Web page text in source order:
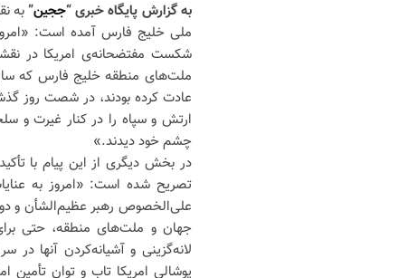
به گزارش پایگاه خبری “ججین”به
ملی خلیج فارس آمده است: «امروز
شکست مفتضحانه‌ی امریکا در
ملت‌های منطقه خلیج فارس که
عادت کرده بودند، در شصت روز
ارتش و سپاه را در کنار غیرت و
چشم خود دیدند.»
در بخش دیگری از این پیام با
تصریح شده است: «امروز به
علی‌الخصوص رهبر عظیم‌الشأن و
جهان و ملت‌های منطقه، حتی
لانه‌گزینی و آشیانه‌کردن آنها
پوشالی امریکا تاب و توان تأمین